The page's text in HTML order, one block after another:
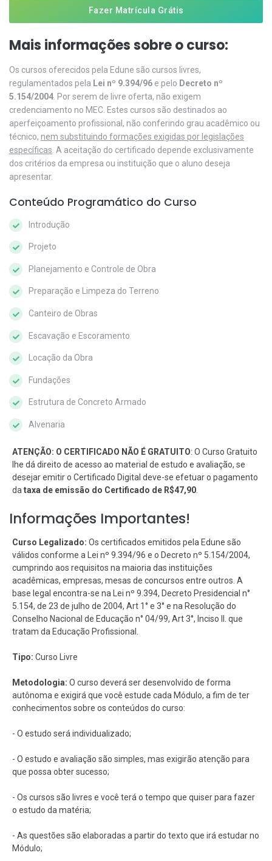
Fazer Matrícula Grátis
Mais informações sobre o curso:
Os cursos oferecidos pela Edune são cursos livres,
regulamentados pela Lei nº 9.394/96 e pelo Decreto nº
5.154/2004 . Por serem de livre oferta, não exigem
credenciamento no MEC. Estes cursos são destinados ao
aperfeiçoamento profissional, não conferindo grau acadêmico ou
técnico, nem substituindo formações exigidas por legislações
específicas . A aceitação do certificado depende exclusivamente
dos critérios da empresa ou instituição que o aluno deseja
apresentar.
Conteúdo Programático do Curso
Introdução
Projeto
Planejamento e Controle de Obra
Preparação e Limpeza do Terreno
Canteiro de Obras
Escavação e Escoramento
Locação da Obra
Fundações
Estrutura de Concreto Armado
Alvenaria
ATENÇÃO: O CERTIFICADO NÃO É GRATUITO: O Curso Gratuito
lhe dá direito de acesso ao material de estudo e avaliação, se
desejar emitir o Certificado Digital deve-se efetuar o pagamento
da taxa de emissão do Certificado de R$47,90
Informações Importantes!
Curso Legalizado: Os certificados emitidos pela Edune são
válidos conforme a Lei nº 9.394/96 e o Decreto nº 5.154/2004,
cumprindo aos requisitos na maioria das instituições
acadêmicas, empresas, mesas de concursos entre outros. A
base legal encontra-se na Lei nº 9.394, Decreto Presidencial n°
5.154, de 23 de julho de 2004, Art 1° e 3° e na Resolução do
Conselho Nacional de Educação n° 04/99, Art 3°, Inciso II. que
tratam da Educação Profissional.
Tipo: Curso Livre
Metodologia: O curso deverá ser desenvolvido de forma
autônoma e exigirá que você estude cada Módulo, a fim de ter
conhecimentos sobre os conteúdos do curso:
- O estudo será individualizado;
- O estudo e avaliação são simples, mas exigirão atenção para
que possa obter sucesso;
- Os cursos são livres e você terá o tempo que quiser para fazer
o estudo da matéria;
- As questões são elaboradas a partir do texto que irá estudar no
Módulo;